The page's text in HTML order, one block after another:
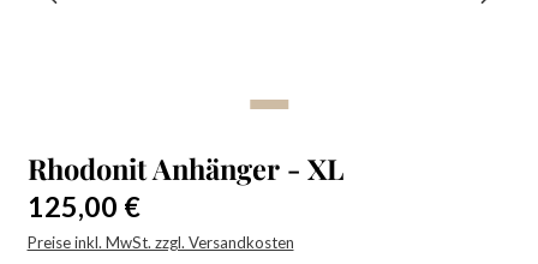
Rhodonit Anhänger - XL
Regulärer Preis:
125,00 €
Preise inkl. MwSt. zzgl. Versandkosten